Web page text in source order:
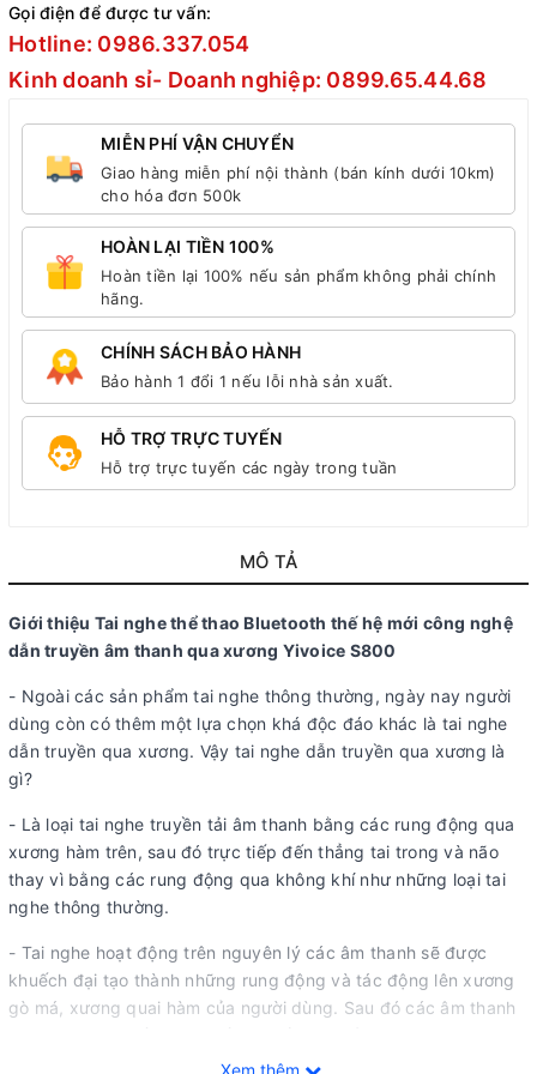
Gọi điện để được tư vấn:
Hotline: 0986.337.054
Kinh doanh sỉ- Doanh nghiệp: 0899.65.44.68
MIỄN PHÍ VẬN CHUYỂN
Giao hàng miễn phí nội thành (bán kính dưới 10km)
cho hóa đơn 500k
HOÀN LẠI TIỀN 100%
Hoàn tiền lại 100% nếu sản phẩm không phải chính
hãng.
CHÍNH SÁCH BẢO HÀNH
Bảo hành 1 đổi 1 nếu lỗi nhà sản xuất.
HỖ TRỢ TRỰC TUYẾN
Hỗ trợ trực tuyến các ngày trong tuần
MÔ TẢ
Giới thiệu Tai nghe thể thao Bluetooth thế hệ mới công nghệ
dẫn truyền âm thanh qua xương Yivoice S800
- Ngoài các sản phẩm tai nghe thông thường, ngày nay người
dùng còn có thêm một lựa chọn khá độc đáo khác là tai nghe
dẫn truyền qua xương. Vậy tai nghe dẫn truyền qua xương là
gì?
- Là loại tai nghe truyền tải âm thanh bằng các rung động qua
xương hàm trên, sau đó trực tiếp đến thẳng tai trong và não
thay vì bằng các rung động qua không khí như những loại tai
nghe thông thường.
- Tai nghe hoạt động trên nguyên lý các âm thanh sẽ được
khuếch đại tạo thành những rung động và tác động lên xương
gò má, xương quai hàm của người dùng. Sau đó các âm thanh
Xem thêm